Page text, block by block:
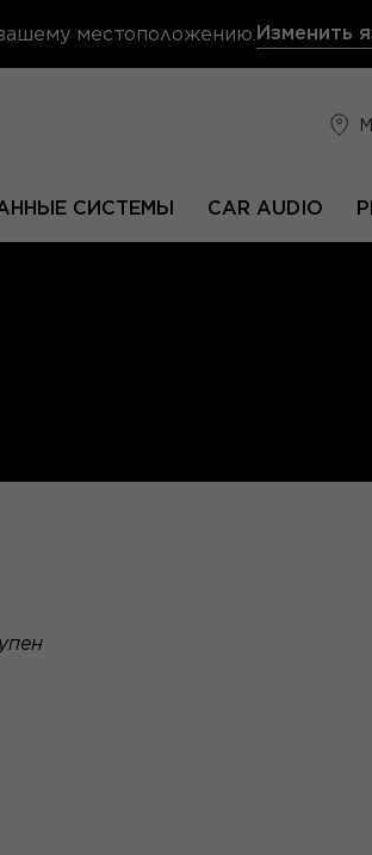
местоположению. Изменить
СИСТЕМЫ CAR AUDIO